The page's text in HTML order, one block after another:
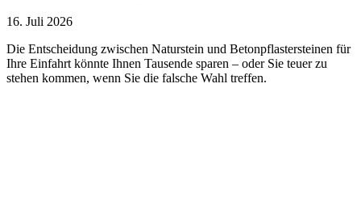
16. Juli 2026
Die Entscheidung zwischen Naturstein und Betonpflastersteinen für
Ihre Einfahrt könnte Ihnen Tausende sparen – oder Sie teuer zu
stehen kommen, wenn Sie die falsche Wahl treffen.